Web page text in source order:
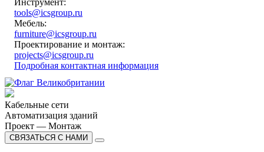
tools@icsgroup.ru
Мебель:
furniture@icsgroup.ru
Проектирование и монтаж:
projects@icsgroup.ru
Подробная контактная информация
Кабельные сети
Автоматизация зданий
Проект — Монтаж
СВЯЗАТЬСЯ С НАМИ